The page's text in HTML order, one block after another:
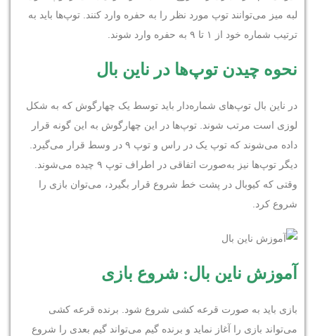
لبه میز می‌توانند توپ مورد نظر را به حفره وارد کنند. توپ‌ها باید به
ترتیب شماره خود از ۱ تا ۹ به حفره وارد شوند.
نحوه چیدن توپ‌ها در ناین بال
در ناین بال توپ‌های شماره‌دار باید توسط یک چهارگوش که به شکل
لوزی است مرتب شوند. توپ‌ها در این چهارگوش به این گونه قرار
داده می‌شوند که توپ یک در راس و توپ ۹ در وسط قرار می‌گیرد.
دیگر توپ‌ها نیز به‌صورت اتفاقی در اطراف توپ ۹ چیده می‌شوند.
وقتی که کیوبال در پشت خط شروع قرار بگیرد، می‌توان بازی را
شروع کرد.
آموزش ناین بال: شروع بازی
بازی باید به صورت قرعه کشی شروع شود. برنده قرعه کشی
می‌تواند بازی را آغاز نماید و برنده گیم می‌تواند گیم بعدی را شروع